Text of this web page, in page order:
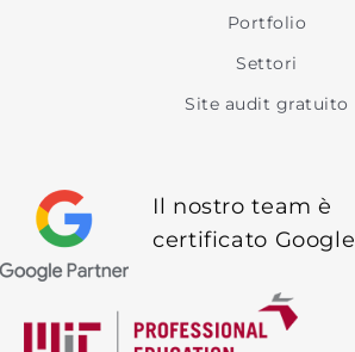
Portfolio
Settori
Site audit gratuito
Il nostro team è
certificato Google